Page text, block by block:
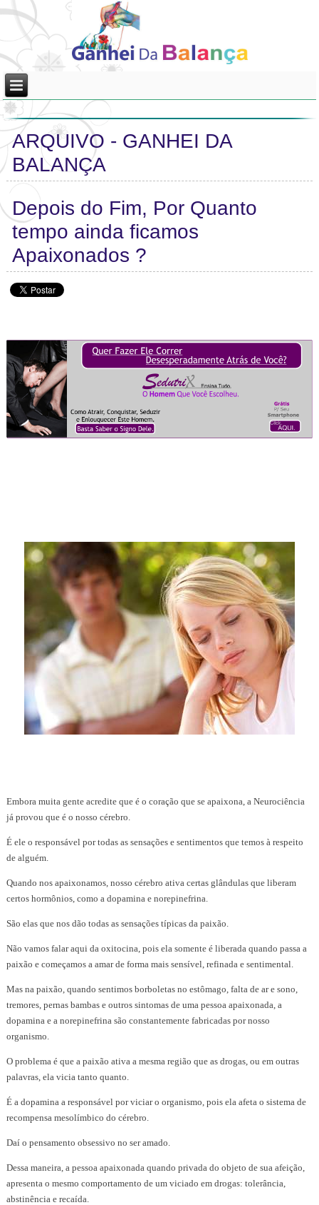
ARQUIVO - GANHEI DA
BALANÇA
Depois do Fim, Por Quanto
tempo ainda ficamos
Apaixonados ?
Embora muita gente acredite que é o coração que se apaixona, a Neurociência
já provou que é o nosso cérebro.
É ele o responsável por todas as sensações e sentimentos que temos à respeito
de alguém.
Quando nos apaixonamos, nosso cérebro ativa certas glândulas que liberam
certos hormônios, como a dopamina e norepinefrina.
São elas que nos dão todas as sensações típicas da paixão.
Não vamos falar aqui da oxitocina, pois ela somente é liberada quando passa a
paixão e começamos a amar de forma mais sensível, refinada e sentimental.
Mas na paixão, quando sentimos borboletas no estômago, falta de ar e sono,
tremores, pernas bambas e outros sintomas de uma pessoa apaixonada, a
dopamina e a norepinefrina são constantemente fabricadas por nosso
organismo.
O problema é que a paixão ativa a mesma região que as drogas, ou em outras
palavras, ela vicia tanto quanto.
É a dopamina a responsável por viciar o organismo, pois ela afeta o sistema de
recompensa mesolímbico do cérebro.
Daí o pensamento obsessivo no ser amado.
Dessa maneira, a pessoa apaixonada quando privada do objeto de sua afeição,
apresenta o mesmo comportamento de um viciado em drogas: tolerância,
abstinência e recaída.